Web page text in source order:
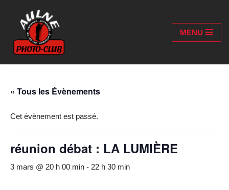
Aller
au
contenu
MENU
« Tous les Évènements
Cet évènement est passé.
réunion débat : LA LUMIÈRE
3 mars @ 20 h 00 min - 22 h 30 min